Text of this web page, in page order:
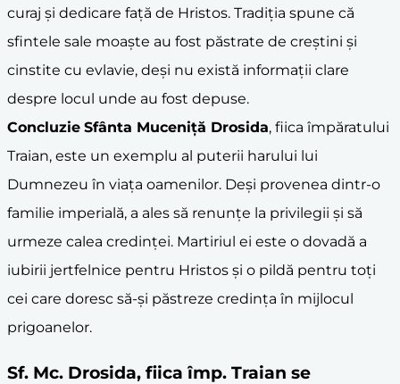
curaj și dedicare față de Hristos. Tradiția spune că
sfintele sale moaște au fost păstrate de creștini și
cinstite cu evlavie, deși nu există informații clare
despre locul unde au fost depuse.
Concluzie Sfânta Muceniță Drosida, fiica împăratului
Traian, este un exemplu al puterii harului lui
Dumnezeu în viața oamenilor. Deși provenea dintr-o
familie imperială, a ales să renunțe la privilegii și să
urmeze calea credinței. Martiriul ei este o dovadă a
iubirii jertfelnice pentru Hristos și o pildă pentru toți
cei care doresc să-și păstreze credința în mijlocul
prigoanelor.
Sf. Mc. Drosida, fiica împ. Traian se